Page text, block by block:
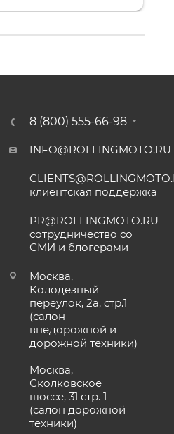
8 (800) 555-66-98
INFO@ROLLINGMOTO.RU
клиентская поддержка
PR@ROLLINGMOTO.RU
сотрудничество со
СМИ и блогерами
Москва,
Колодезный
переулок, 2а, стр.1
(салон
внедорожной и
дорожной техники)
Москва,
Сколковское
шоссе, 31 стр. 1
(салон дорожной
техники)